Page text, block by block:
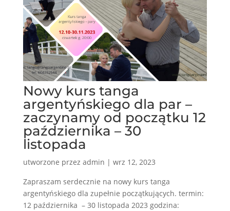
Nowy kurs tanga
argentyńskiego dla par –
zaczynamy od początku 12
października – 30
listopada
utworzone przez admin | wrz 12, 2023
Zapraszam serdecznie na nowy kurs tanga
argentyńskiego dla zupełnie początkujących. termin:
12 października – 30 listopada 2023 godzina: